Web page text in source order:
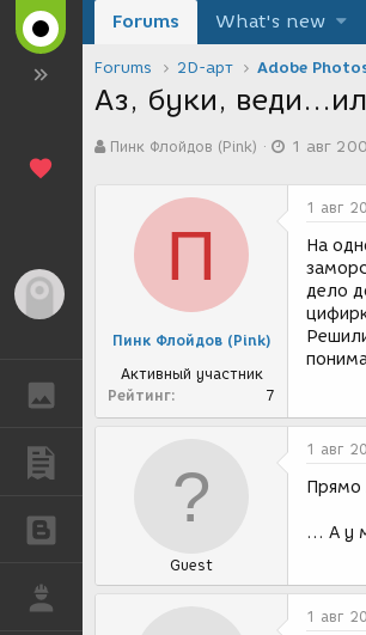
ГАЛЕРЕЯ
Forums What's new
Forums 2D-арт Adobe
Аз, буки,
в
Пинк Флойдов (Pink)
а
1 авг
П
Пинк Флойдов (Pink)
Активный участник
Рейтинг
7
1 авг
На
дело
Guest
1 авг
Прямо
... А у
1 авг